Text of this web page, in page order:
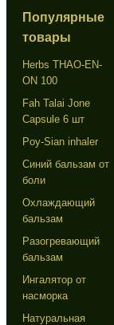
Популярные
товары
Herbs THAO-EN-
ON 100
Fah Talai Jone
Capsule 6 шт
Poy-Sian inhaler
Синий бальзам от
боли
Охлаждающий
бальзам
Разогревающий
бальзам
Ингалятор от
насморка
Натуральная